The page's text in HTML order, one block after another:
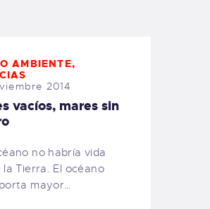
AMBIENTE,
2014
vacíos, mares sin
no habría vida
la Tierra. El océano
mayor…